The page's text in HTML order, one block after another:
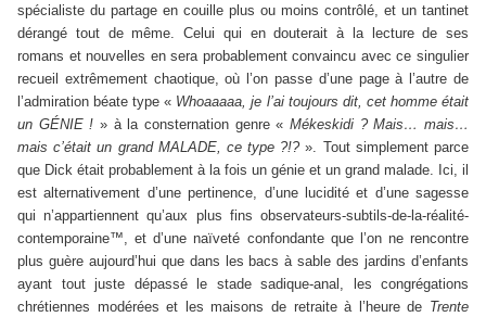
spécialiste du partage en couille plus ou moins contrôlé, et un tantinet
dérangé tout de même. Celui qui en douterait à la lecture de ses
romans et nouvelles en sera probablement convaincu avec ce singulier
recueil extrêmement chaotique, où l’on passe d’une page à l’autre de
l’admiration béate type « Whoaaaaa, je l’ai toujours dit, cet homme était
un GÉNIE ! » à la consternation genre «Mékeskidi ? Mais… mais…
mais c’était un grand MALADE, ce type ?!?». Tout simplement parce
que Dick était probablement à la fois un génie et un grand malade. Ici, il
est alternativement d’une pertinence, d’une lucidité et d’une sagesse
qui n’appartiennent qu’aux plus fins observateurs-subtils-de-la-réalité-
contemporaine™, et d’une naïveté confondante que l’on ne rencontre
plus guère aujourd’hui que dans les bacs à sable des jardins d’enfants
ayant tout juste dépassé le stade sadique-anal, les congrégations
chrétiennes modérées et les maisons de retraite à l’heure de Trente